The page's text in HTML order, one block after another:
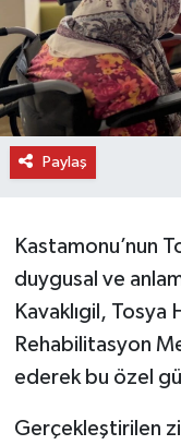
Paylaş
Kastamonu’nun
duygusal ve
Kavaklıgil, Tosya
Rehabilitasyon
ederek bu özel
Gerçekleştirilen
Hanönü
İhsangazi
İnebolu
Küre Haberleri
Pınarbaşı
Şenpazar